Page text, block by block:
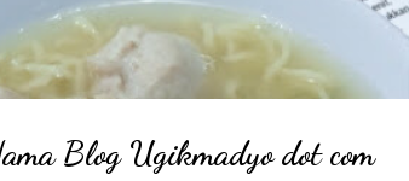
Blog Ugikmadyo dot com